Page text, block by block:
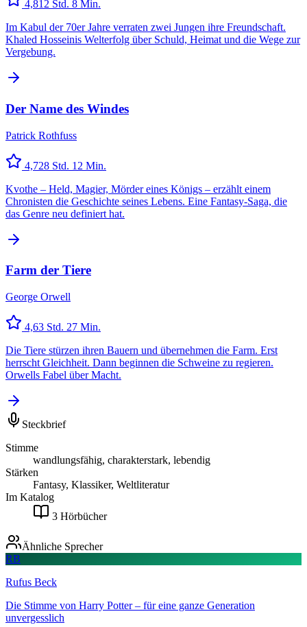
4,812 Std. 8 Min.
Im Kabul der 70er Jahre verraten zwei Jungen ihre Freundschaft.
Khaled Hosseinis Welterfolg über Schuld, Heimat und die Wege zur
Vergebung.
Der Name des Windes
Patrick Rothfuss
4,728 Std. 12 Min.
Kvothe – Held, Magier, Mörder eines Königs – erzählt einem
Chronisten die Geschichte seines Lebens. Eine Fantasy-Saga, die
das Genre neu definiert hat.
Farm der Tiere
George Orwell
4,63 Std. 27 Min.
Die Tiere stürzen ihren Bauern und übernehmen die Farm. Erst
herrscht Gleichheit. Dann beginnen die Schweine zu regieren.
Orwells Fabel über Macht.
Steckbrief
Stimme
wandlungsfähig, charakterstark, lebendig
Stärken
Fantasy, Klassiker, Weltliteratur
Im Katalog
3 Hörbücher
Ähnliche Sprecher
RB
Rufus Beck
Die Stimme von Harry Potter – für eine ganze Generation
unvergesslich